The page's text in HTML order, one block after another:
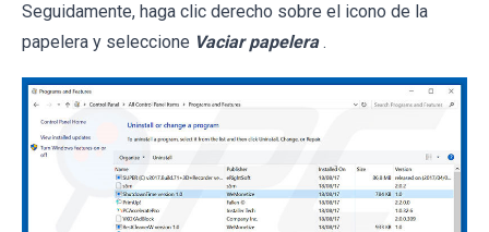
Seguidamente, haga clic derecho sobre el icono de la
papelera y seleccione Vaciar papelera .